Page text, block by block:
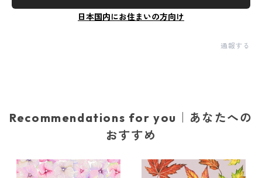
日本国内にお住まいの方向け
通報する
Recommendations for you｜あなたへの
おすすめ